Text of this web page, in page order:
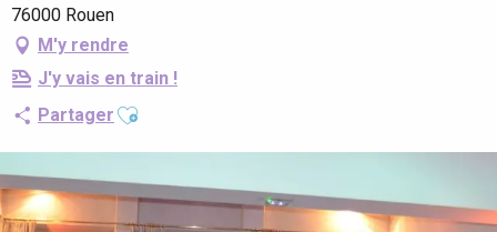
76000 Rouen
M'y rendre
J'y vais en train !
Partager Ajouter aux favoris